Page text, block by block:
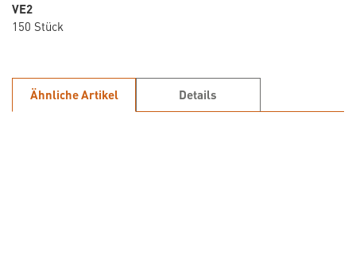
VE2
150 Stück
Ähnliche Artikel Details